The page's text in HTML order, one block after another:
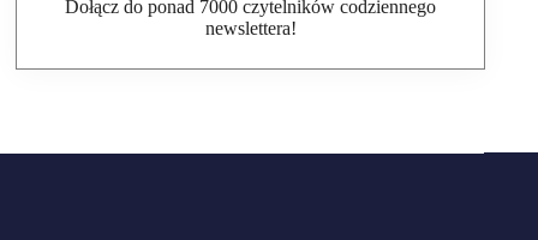
Dołącz do ponad 7000 czytelników codziennego
newslettera!